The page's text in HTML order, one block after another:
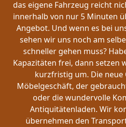
das eigene Fahrzeug reicht
innerhalb von nur 5 Minuten
Angebot. Und wenn es bei
sehen wir uns noch am
schneller gehen muss?
Kapazitäten frei, dann setzen
kurzfristig um. Die neue
Möbelgeschäft, der
oder die wundervolle
Antiquitätenladen. Wir
übernehmen den